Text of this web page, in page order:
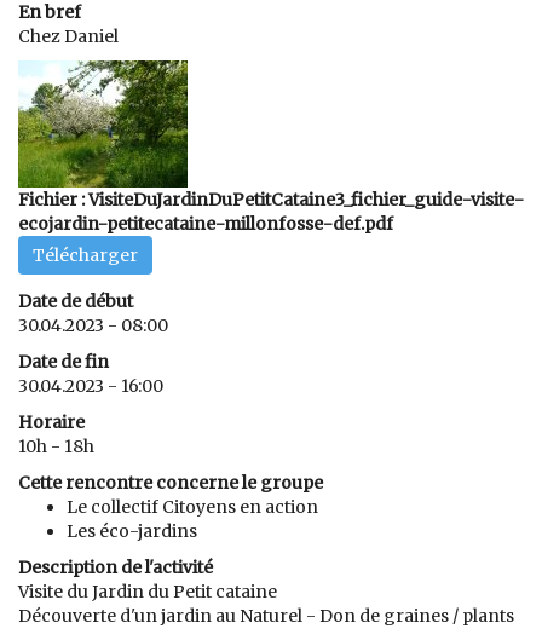
En bref
Chez Daniel
Fichier : VisiteDuJardinDuPetitCataine3_fichier_guide-visite-
ecojardin-petitecataine-millonfosse-def.pdf
Télécharger
Date de début
30.04.2023 - 08:00
Date de fin
30.04.2023 - 16:00
Horaire
10h - 18h
Cette rencontre concerne le groupe
Le collectif Citoyens en action
Les éco-jardins
Description de l'activité
Visite du Jardin du Petit cataine
Découverte d'un jardin au Naturel - Don de graines / plants